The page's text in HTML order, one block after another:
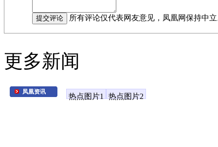
所有评论仅代表网友意见，凤凰网保持中
更多新闻
凤凰资讯
热点图片1 热点图片2